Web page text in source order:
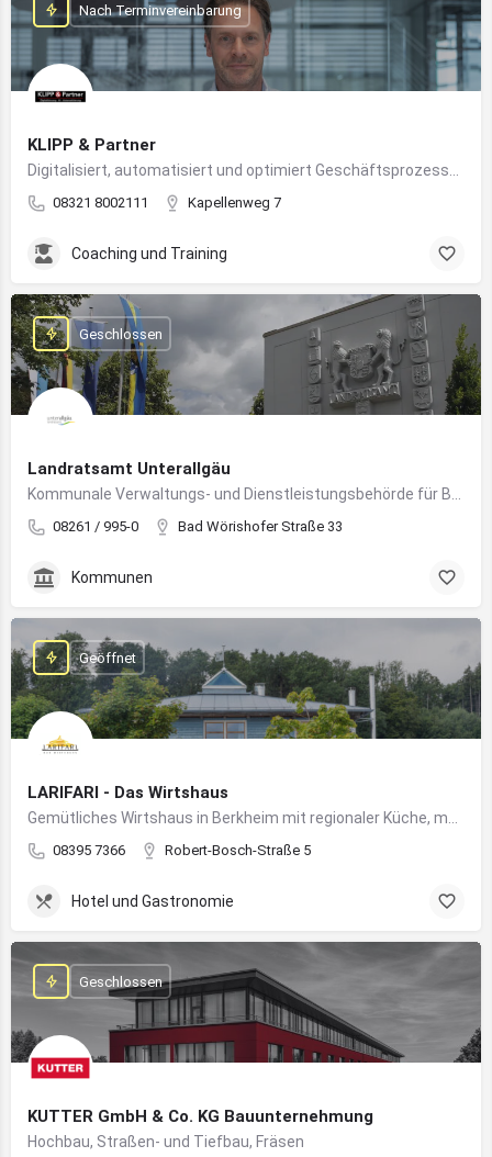
KLIPP & Partner
08321 8002111 Kapellenweg 7
Nach Terminvereinbarung
Coaching und Training
Landratsamt Unterallgäu
08261 / 995-0 Bad Wörishofer Straße 33
Geschlossen
Kommunen
LARIFARI - Das Wirtshaus
08395 7366 Robert-Bosch-Straße 5
Geöffnet
Hotel und Gastronomie
KUTTER GmbH & Co. KG Bauunternehmung
Hochbau, Straßen- und Tiefbau, Fräsen
Geschlossen